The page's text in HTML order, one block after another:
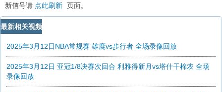
新信号请 点此刷新 页面。
最新相关视频
2025年3月12日NBA常规赛 雄鹿vs步行者 全场录像回放
2025年3月12日 亚冠1/8决赛次回合 利雅得新月vs塔什干棉农 全场
录像回放